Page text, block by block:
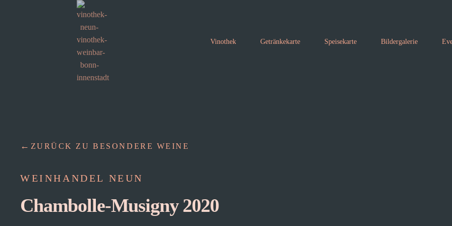
Vinothek Getränkekarte Speisekarte Bildergalerie
ZURÜCK ZU BESONDERE WEINE
WEINHANDEL NEUN
Chambolle-Musigny 2020